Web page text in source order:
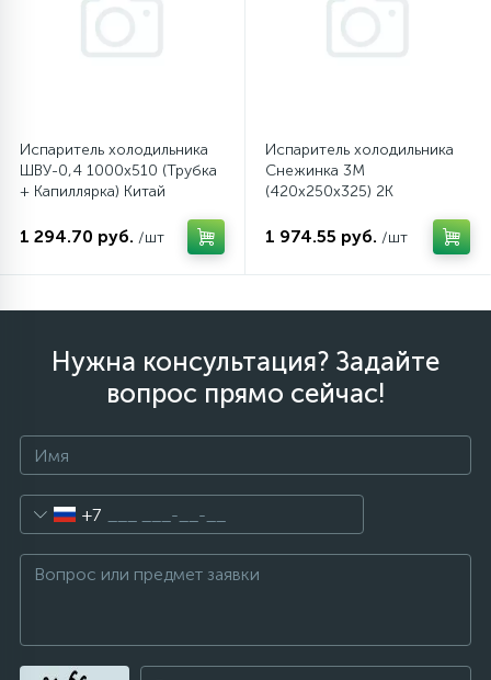
Испаритель холодильника
ШВУ-0,4 1000х510 (Трубка
+ Капиллярка) Китай
1 294.70 руб. /шт
Испаритель холодильника
Снежинка 3М
(420х250х325) 2К
1 974.55 руб. /шт
Нужна консультация? Задайте
вопрос прямо сейчас!
+7